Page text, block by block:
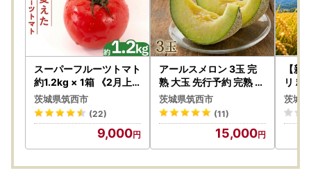
応できかねますのでご了承ください。
もし長期ご不在の場合がございましたら、備考欄、または下
記窓口までご連絡いただきますようお願いします。
筑西市ふるさと納税担当窓口
TEL：050-1732-3078
メール：chikusei@furusato-supports.com
●お寄せいただいた個人情報は、筑西市が寄附金の受付及び
入金に係る確認・連絡等に利用するものであり、それ以外の
スーパーフルーツトマト
約1.2kg × 1箱 《2月上
旬-6月上旬頃出荷》 フ
ルーツトマト トマト 【
2027年発送】
茨城県筑西市
(22)
9,000
アールスメロン 3玉 完
熟 大玉 先行予約 完熟 贈
答用 くだもの フルーツ
果物 マスクメロン
茨城県筑西市
(11)
15,000
【新
リ 精
令和8
茨城